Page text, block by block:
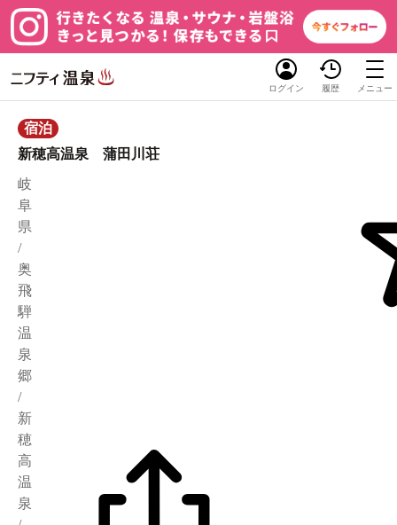
ログイン 履歴 メニュー
宿泊
新穂高温泉 蒲田川荘
岐
阜
県
/
奥
飛
騨
温
泉
郷
/
新
穂
高
温
泉